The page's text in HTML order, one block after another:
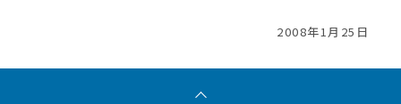
2008年1月25日